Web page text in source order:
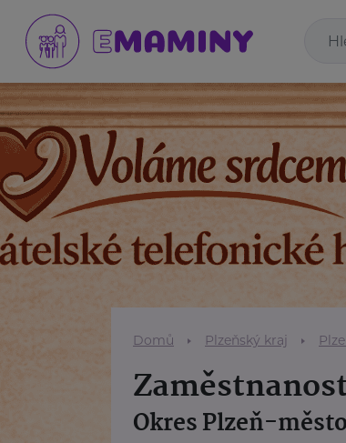
Domů Plzeňský kraj
Okres Plzeň-město